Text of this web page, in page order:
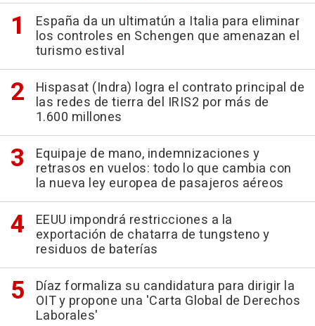
España da un ultimatún a Italia para eliminar
los controles en Schengen que amenazan el
turismo estival
Hispasat (Indra) logra el contrato principal de
las redes de tierra del IRIS2 por más de
1.600 millones
Equipaje de mano, indemnizaciones y
retrasos en vuelos: todo lo que cambia con
la nueva ley europea de pasajeros aéreos
EEUU impondrá restricciones a la
exportación de chatarra de tungsteno y
residuos de baterías
Díaz formaliza su candidatura para dirigir la
OIT y propone una 'Carta Global de Derechos
Laborales'